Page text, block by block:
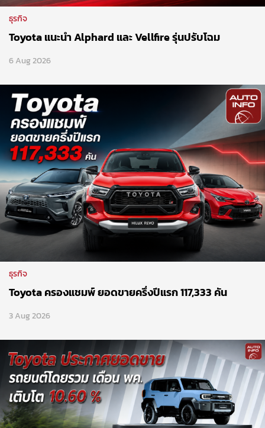
ธุรกิจ
Toyota แนะนำ Alphard และ Vellfire รุ่นปรับโฉม
6 Aug 2026
ธุรกิจ
Toyota ครองแชมพ์ ยอดขายครึ่งปีแรก 117,333 คัน
3 Aug 2026